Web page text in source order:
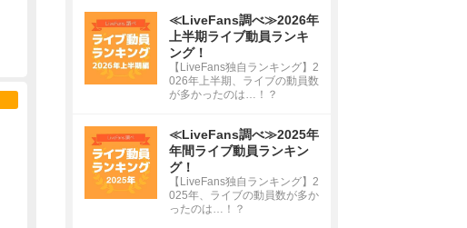
≪LiveFans調べ≫2026年
上半期ライブ動員ランキ
ング！
【LiveFans独自ランキング】2
026年上半期、ライブの動員数
が多かったのは…！？
≪LiveFans調べ≫2025年
年間ライブ動員ランキン
グ！
【LiveFans独自ランキング】2
025年、ライブの動員数が多か
ったのは…！？